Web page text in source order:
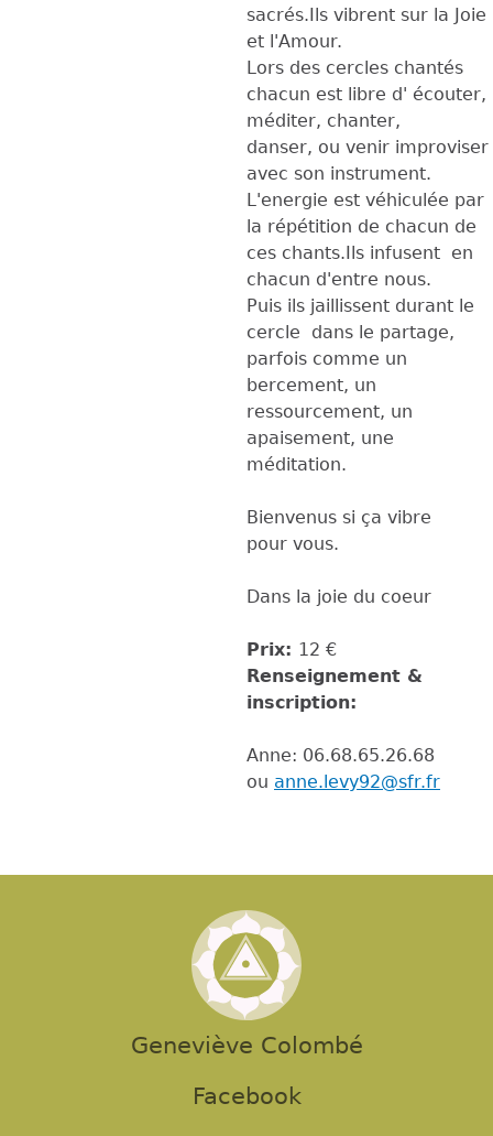
sacrés.Ils vibrent sur la Joie
et l'Amour.
Lors des cercles chantés
chacun est libre d' écouter,
méditer, chanter,
danser, ou venir improviser
avec son instrument.
L'energie est véhiculée par
la répétition de chacun de
ces chants.Ils infusent en
chacun d'entre nous.
Puis ils jaillissent durant le
cercle dans le partage,
parfois comme un
bercement, un
ressourcement, un
apaisement, une
méditation.
Bienvenus si ça vibre
pour vous.
Dans la joie du coeur
Prix: 12 €
Renseignement &
inscription:
Anne: 06.68.65.26.68
ou anne.levy92@sfr.fr
Geneviève Colombé
Facebook